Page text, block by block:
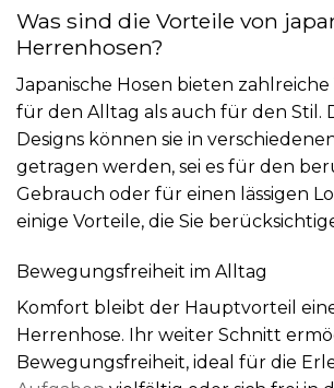
Was sind die Vorteile von
Herrenhosen?
Japanische Hosen bieten zahlreiche
für den Alltag als auch für den Stil.
Designs können sie in
getragen werden, sei es für den
Gebrauch oder für einen lässigen
einige Vorteile, die Sie
Bewegungsfreiheit im Alltag
Komfort bleibt der Hauptvorteil
Herrenhose. Ihr weiter Schnitt
Bewegungsfreiheit, ideal für die